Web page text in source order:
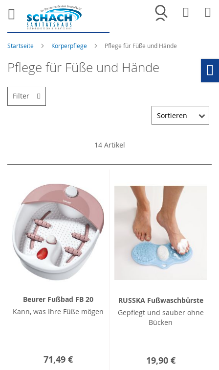
Merkliste
Startseite Körperpflege Pflege für Füße und Hände
Pflege für Füße und Hände
14Artikel
Beurer Fußbad FB 20
Kann, was Ihre Füße mögen
71,49 €
RUSSKA Fußwaschbürste
Gepflegt und sauber ohne
Bücken
19,90 €
Filter